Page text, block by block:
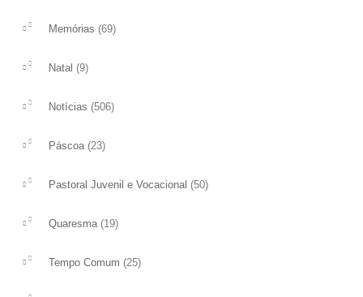
Memórias (69)
Natal (9)
Notícias (506)
Páscoa (23)
Pastoral Juvenil e Vocacional (50)
Quaresma (19)
Tempo Comum (25)